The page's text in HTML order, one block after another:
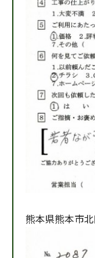
熊本県熊本市